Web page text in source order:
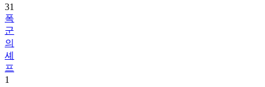
31
폭
군
의
셰
프
1